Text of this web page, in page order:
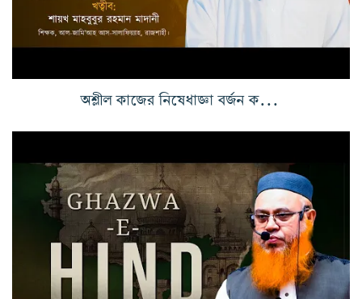
অশ্লীল কাজের নিষেধাজ্ঞা বর্জন করার পরিণতি